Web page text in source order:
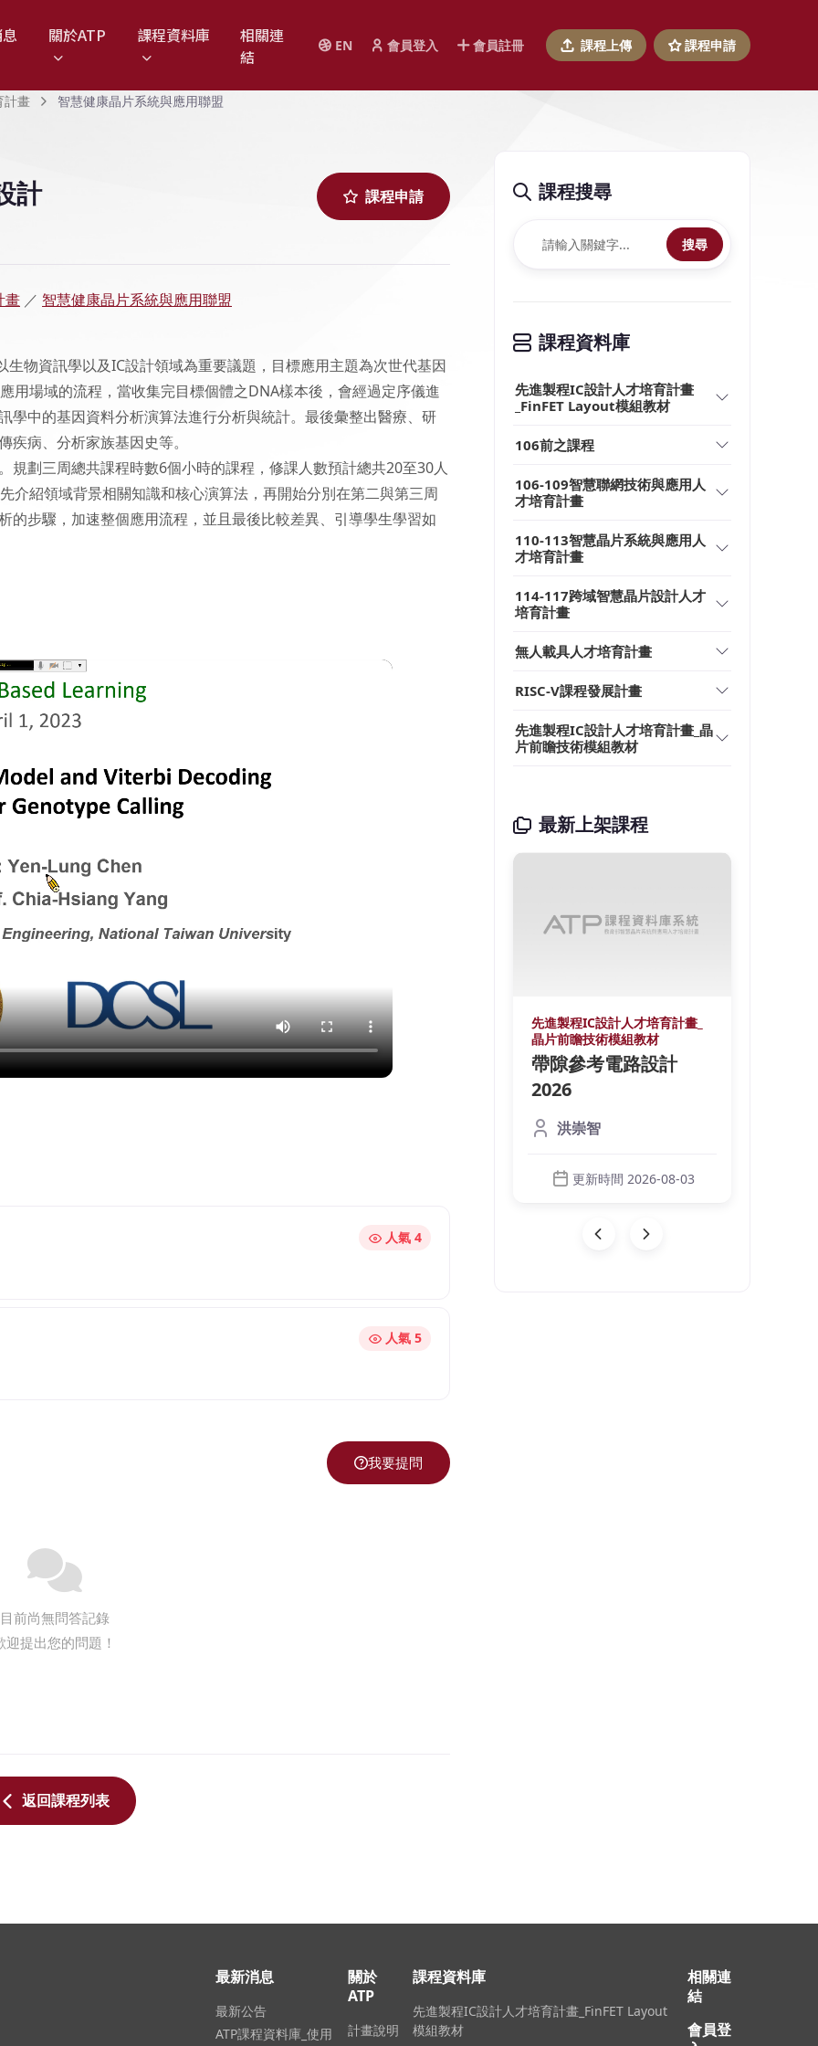
EN 會員登入 會員註冊 課程上傳 課程申請
關於ATP 課程資料庫
相關連
結
計畫 智慧健康晶片系統與應用聯盟
計 課程申請
畫 ／ 智慧健康晶片系統與應用聯盟
物資訊學以及IC設計領域為重要議題，目標應用主題為次世代基因
用場域的流程，當收集完目標個體之DNA樣本後，會經過定序儀進
學中的基因資料分析演算法進行分析與統計。最後彙整出醫療、研
病、分析家族基因史等。
規劃三周總共課程時數6個小時的課程，修課人數預計總共20至30人
介紹領域背景相關知識和核心演算法，再開始分別在第二與第三周
的步驟，加速整個應用流程，並且最後比較差異、引導學生學習如
人氣 4
人氣 5
我要提問
目前尚無問答記錄
迎提出您的問題！
返回課程列表
課程搜尋
搜尋
課程資料庫
先進製程IC設計人才培育計畫
_FinFET Layout模組教材
106前之課程
106-109智慧聯網技術與應用人
才培育計畫
110-113智慧晶片系統與應用人
才培育計畫
114-117跨域智慧晶片設計人才
培育計畫
無人載具人才培育計畫
RISC-V課程發展計畫
先進製程IC設計人才培育計畫_晶
片前瞻技術模組教材
最新上架課程
先進製程IC設計人才培育計畫_
晶片前瞻技術模組教材
帶隙參考電路設計
先進製程IC設計人才培育計畫_
晶片前瞻技術模組教材
微環形調制器 鍺光偵
先進製程IC設計人才培育計畫_
晶片前瞻技術模組教材
帶隙參考電路設計
2026
洪崇智
更新時間 2026-08-03
最新消息
最新公告
ATP課程資料庫_使用
關於
ATP
計畫說明
課程資料庫
先進製程IC設計人才培育計畫_FinFET Layout
模組教材
相關連
結
會員登